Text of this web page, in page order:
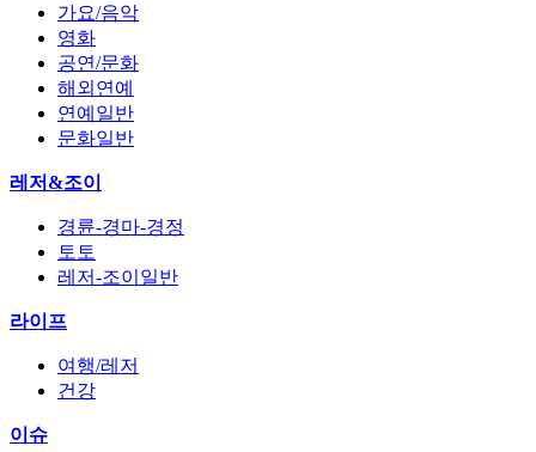
가요/음악
영화
공연/문화
해외연예
연예일반
문화일반
레저&조이
경륜-경마-경정
토토
레저-조이일반
라이프
여행/레저
건강
이슈